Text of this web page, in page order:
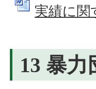
実績に関
13 暴